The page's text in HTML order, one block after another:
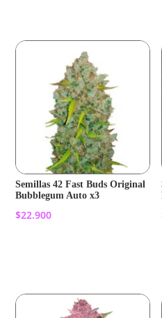
Semillas 42 Fast Buds Original
Bubblegum Auto x3
$22.900